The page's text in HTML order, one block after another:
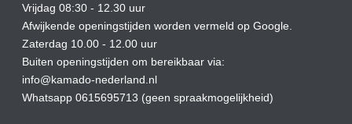
Vrijdag 08:30 - 12.30 uur
Afwijkende openingstijden worden vermeld op Google.
Zaterdag 10.00 - 12.00 uur
Buiten openingstijden om bereikbaar via:
info@kamado-nederland.nl
Whatsapp 0615695713 (geen spraakmogelijkheid)